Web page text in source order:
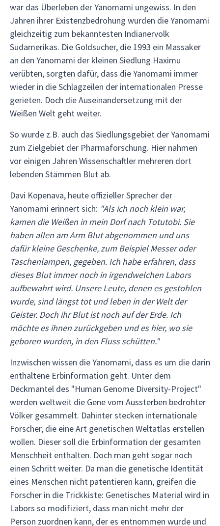
war das Überleben der Yanomami ungewiss. In den
Jahren ihrer Existenzbedrohung wurden die Yanomami
gleichzeitig zum bekanntesten Indianervolk
Südamerikas. Die Goldsucher, die 1993 ein Massaker
an den Yanomami der kleinen Siedlung Haximu
verübten, sorgten dafür, dass die Yanomami immer
wieder in die Schlagzeilen der internationalen Presse
gerieten. Doch die Auseinandersetzung mit der
Weißen Welt geht weiter.
So wurde z.B. auch das Siedlungsgebiet der Yanomami
zum Zielgebiet der Pharmaforschung. Hier nahmen
vor einigen Jahren Wissenschaftler mehreren dort
lebenden Stämmen Blut ab.
Davi Kopenava, heute offizieller Sprecher der
Yanomami erinnert sich: "Als ich noch klein war,
kamen die Weißen in mein Dorf nach Totutobi. Sie
haben allen am Arm Blut abgenommen und uns
dafür kleine Geschenke, zum Beispiel Messer oder
Taschenlampen, gegeben. Ich habe erfahren, dass
dieses Blut immer noch in irgendwelchen Labors
aufbewahrt wird. Unsere Leute, denen es gestohlen
wurde, sind längst tot und leben in der Welt der
Geister. Doch ihr Blut ist noch auf der Erde. Ich
möchte es ihnen zurückgeben und es hier, wo sie
geboren wurden, in den Fluss schütten."
Inzwischen wissen die Yanomami, dass es um die darin
enthaltene Erbinformation geht. Unter dem
Deckmantel des "Human Genome Diversity-Project"
werden weltweit die Gene vom Aussterben bedrohter
Völker gesammelt. Dahinter stecken internationale
Forscher, die eine Art genetischen Weltatlas erstellen
wollen. Dieser soll die Erbinformation der gesamten
Menschheit enthalten. Doch man geht sogar noch
einen Schritt weiter. Da man die genetische Identität
eines Menschen nicht patentieren kann, greifen die
Forscher in die Trickkiste: Genetisches Material wird in
Labors so modifiziert, dass man nicht mehr der
Person zuordnen kann, der es entnommen wurde und